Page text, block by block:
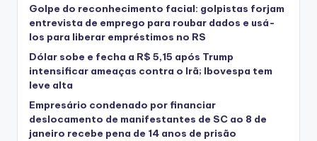
Golpe do reconhecimento facial: golpistas forjam
entrevista de emprego para roubar dados e usá-
los para liberar empréstimos no RS
Dólar sobe e fecha a R$ 5,15 após Trump
intensificar ameaças contra o Irã; Ibovespa tem
leve alta
Empresário condenado por financiar
deslocamento de manifestantes de SC ao 8 de
janeiro recebe pena de 14 anos de prisão